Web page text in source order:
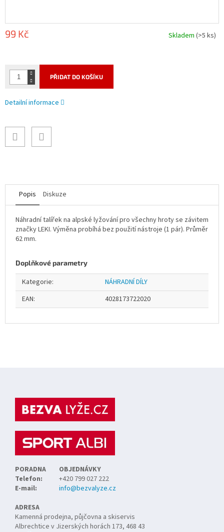
99 Kč Skladem(>5 ks)
PŘIDAT DO KOŠÍKU
Detailní informace
Popis Diskuze
Náhradní talířek na alpské lyžování pro všechny hroty se závitem
značky LEKI. Výměna probíhá bez použití nástroje (1 pár). Průměr
62 mm.
Doplňkové parametry
Kategorie:
NÁHRADNÍ DÍLY
EAN: 4028173722020
PORADNA
OBJEDNÁVKY
Telefon:
+420 799 027 222
E-mail:
info@bezvalyze.cz
ADRESA
Kamenná prodejna, půjčovna a skiservis
Albrechtice v Jizerských horách 173, 468 43